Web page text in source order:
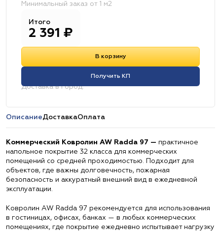
Минимальный заказ от 1 м2
Итого
2 391 ₽
В корзину
Получить КП
Доставка в город:
ОписаниеДоставкаОплата
Коммерческий Ковролин AW Radda 97 — практичное
напольное покрытие 32 класса для коммерческих
помещений со средней проходимостью. Подходит для
объектов, где важны долговечность, пожарная
безопасность и аккуратный внешний вид в ежедневной
эксплуатации.
Ковролин AW Radda 97 рекомендуется для использования
в гостиницах, офисах, банках — в любых коммерческих
помещениях, где покрытие ежедневно испытывает нагрузку